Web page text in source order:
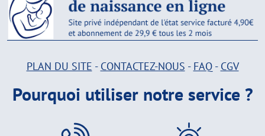
PLAN DU SITE - CONTACTEZ-NOUS - FAQ- CGV
Pourquoi utiliser notre service ?